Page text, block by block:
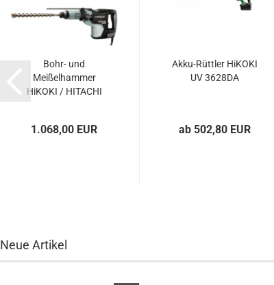
Bohr- und
Meißelhammer
HiKOKI / HITACHI
1.068,00 EUR
Akku-Rüttler HiKOKI
UV 3628DA
ab 502,80 EUR
Neue Artikel